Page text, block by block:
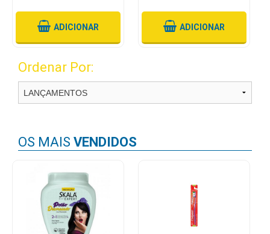
Proteção
Cuidado
Dermocosméticos
Suplemento
ADICIONAR ADICIONAR
Ordenar Por:
OS MAIS VENDIDOS